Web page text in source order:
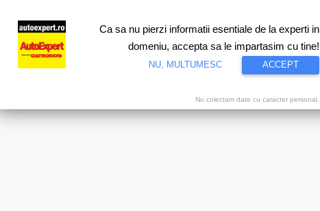
Test drive Motorsport Proiecte speciale Video
Ca sa nu pierzi informatii esentiale de la experti in
domeniu, accepta sa le impartasim cu tine!
NU, MULTUMESC ACCEPT
Nu colectam date cu caracter personal.